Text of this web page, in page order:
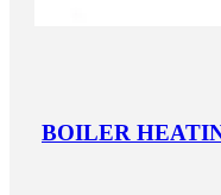
BOILER